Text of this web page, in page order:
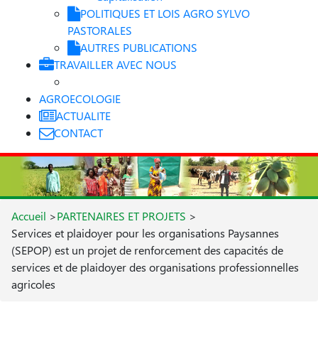
POLITIQUES ET LOIS AGRO SYLVO
PASTORALES
AUTRES PUBLICATIONS
TRAVAILLER AVEC NOUS
AGROECOLOGIE
ACTUALITE
CONTACT
Accueil >PARTENAIRES ET PROJETS >
Services et plaidoyer pour les organisations Paysannes
(SEPOP) est un projet de renforcement des capacités de
services et de plaidoyer des organisations professionnelles
agricoles